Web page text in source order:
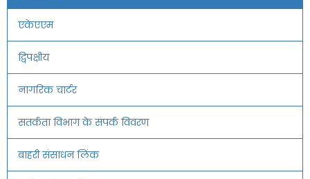
एकेएएम
द्विपक्षीय
नागरिक चार्टर
सतर्कता विभाग के संपर्क विवरण
बाहरी संसाधन लिंक